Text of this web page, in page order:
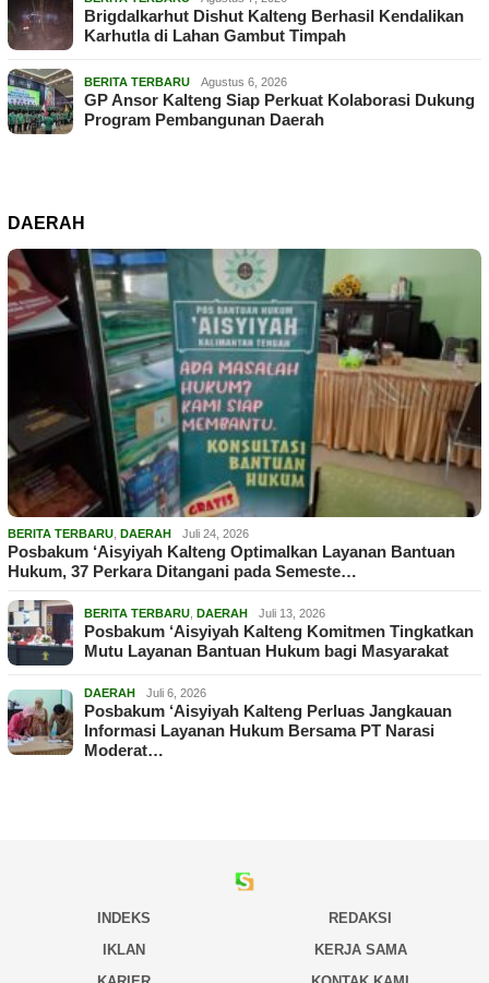
Brigdalkarhut Dishut Kalteng Berhasil Kendalikan
Karhutla di Lahan Gambut Timpah
BERITA TERBARU Agustus 6, 2026
GP Ansor Kalteng Siap Perkuat Kolaborasi Dukung
Program Pembangunan Daerah
DAERAH
BERITA TERBARU DAERAH Juli 24, 2026
Posbakum ‘Aisyiyah Kalteng Optimalkan Layanan Bantuan
Hukum, 37 Perkara Ditangani pada Semeste…
BERITA TERBARU DAERAH Juli 13, 2026
Posbakum ‘Aisyiyah Kalteng Komitmen Tingkatkan
Mutu Layanan Bantuan Hukum bagi Masyarakat
DAERAH Juli 6, 2026
Posbakum ‘Aisyiyah Kalteng Perluas Jangkauan
Informasi Layanan Hukum Bersama PT Narasi
Moderat…
INDEKS
REDAKSI
IKLAN
KERJA SAMA